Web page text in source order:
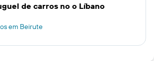
de carros no o Líbano
em Beirute